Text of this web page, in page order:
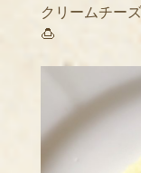
クリームチー
🍮